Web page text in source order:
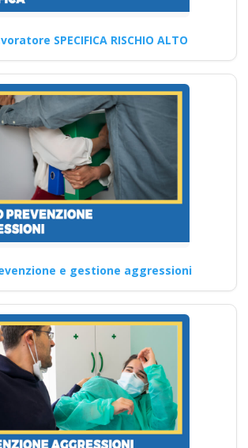
di RSPP (DL
SPP) Corsi DLSPP
gratis crediti
formazione
impresa
edile agricola
Formatore sicurezza:
cps cse rischi
specifici basso
medio alto
antincendio primo
coordinatore rls rls
prevenzione
pes pei pav
Aggiornamento obbligatorio
il datore di lavoro: i nuovi
corsi RSPP del…
Continua
SPECIFICA RISCHIO ALTO
e gestione aggressioni